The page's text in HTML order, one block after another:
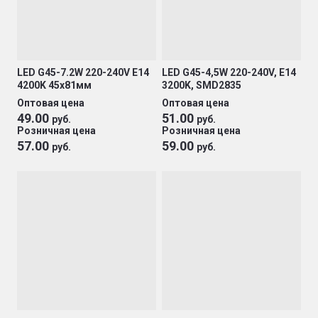
LED G45-7.2W 220-240V E14
4200K 45х81мм
Оптовая цена
49.00 руб.
Розничная цена
57.00 руб.
LED G45-4,5W 220-240V, E14
3200K, SMD2835
Оптовая цена
51.00 руб.
Розничная цена
59.00 руб.